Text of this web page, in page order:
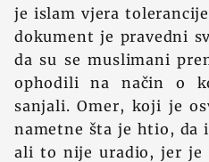
je islam vjera
dokument je pravedni
da su se muslimani
ophodili na način o
sanjali. Omer, koji je
nametne šta je htio,
ali to nije uradio, jer je